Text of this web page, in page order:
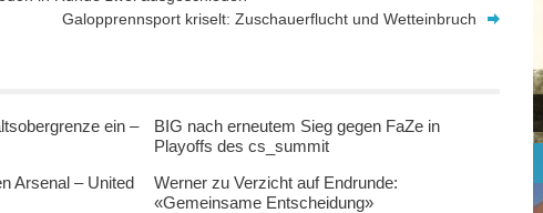
Galopprennsport kriselt: Zuschauerflucht und Wetteinbruch
ein –
BIG nach erneutem Sieg gegen FaZe in
Playoffs des cs_summit
Arsenal – United
Werner zu Verzicht auf Endrunde:
«Gemeinsame Entscheidung»